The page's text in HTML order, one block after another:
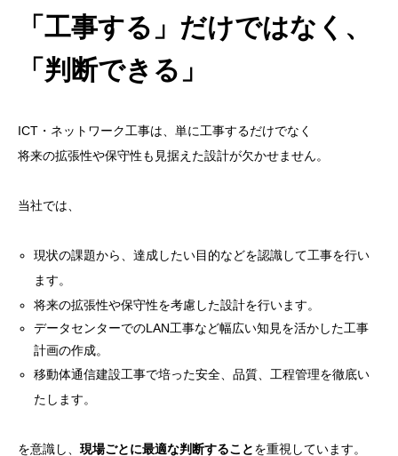
「工事する」だけではなく、
「判断できる」
ICT・ネットワーク工事は、単に工事するだけでなく
将来の拡張性や保守性も見据えた設計が欠かせません。
当社では、
現状の課題から、達成したい目的などを認識して工事を行い
ます。
将来の拡張性や保守性を考慮した設計を行います。
データセンターでのLAN工事など幅広い知見を活かした工事
計画の作成。
移動体通信建設工事で培った安全、品質、工程管理を徹底い
たします。
を意識し、 現場ごとに最適な判断することを重視しています。